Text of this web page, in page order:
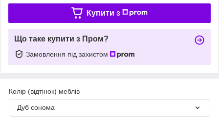
Купити з
Що таке купити з Пром?
Замовлення під захистом
Колір (відтінок) меблів
Дуб сонома